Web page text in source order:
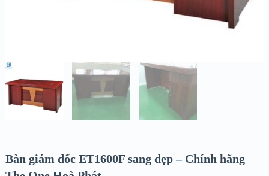
Bàn giám đốc ET1600F sang đẹp – Chính hãng